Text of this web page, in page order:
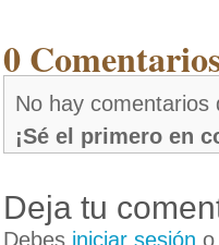
0
No hay comentarios
¡Sé el primero en
Deja tu
Debes iniciar sesión